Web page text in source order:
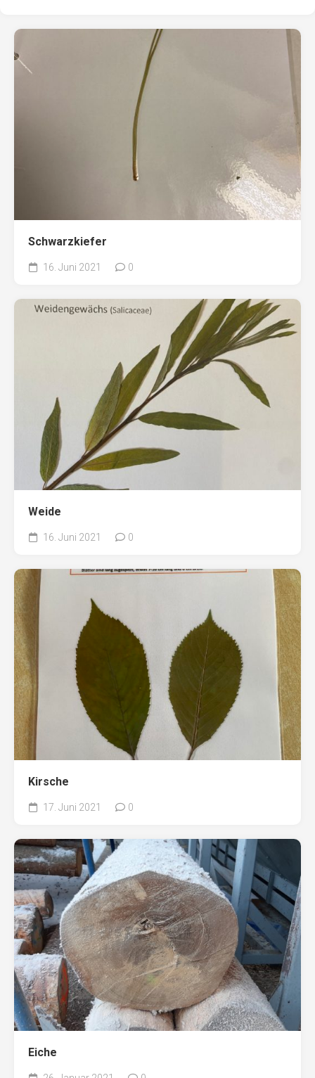
Schwarzkiefer
16. Juni 2021 0
Weide
16. Juni 2021 0
Kirsche
17. Juni 2021 0
Eiche